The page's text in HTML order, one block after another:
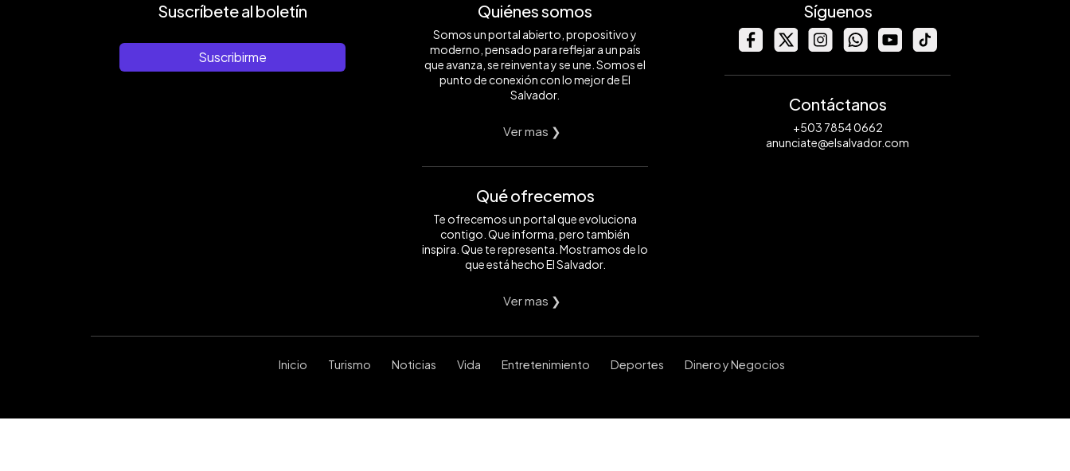
Suscríbete al boletín
Suscribirme
Quiénes somos
Somos un portal abierto, propositivo y
moderno, pensado para reflejar a un país
que avanza, se reinventa y se une. Somos el
punto de conexión con lo mejor de El
Salvador.
Ver mas ❯
Qué ofrecemos
Te ofrecemos un portal que evoluciona
contigo. Que informa, pero también
inspira. Que te representa. Mostramos de lo
que está hecho El Salvador.
Ver mas ❯
Síguenos
Contáctanos
+503 7854 0662
anunciate@elsalvador.com
Inicio Turismo Noticias Vida Entretenimiento Deportes Dinero y Negocios